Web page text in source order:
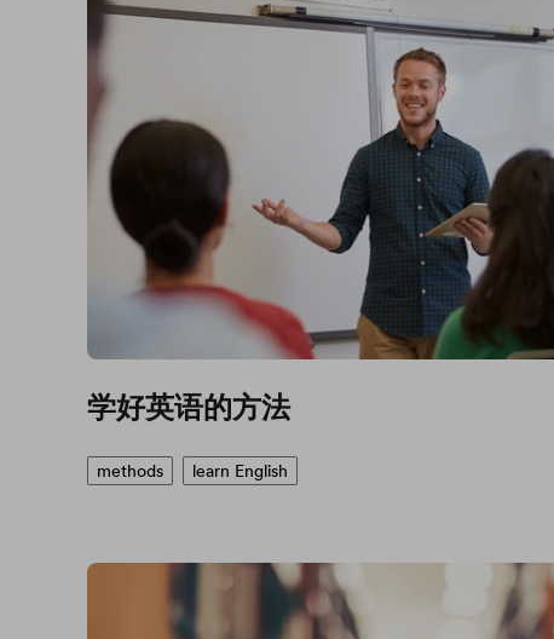
学好英语的方法
methods learn English